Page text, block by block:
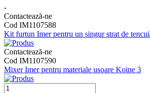
-
Contactează-ne
Cod IM1107588
Kit furtun Imer pentru un singur strat de
Contactează-ne
Cod IM1107590
Mixer Imer pentru materiale usoare Koine 3